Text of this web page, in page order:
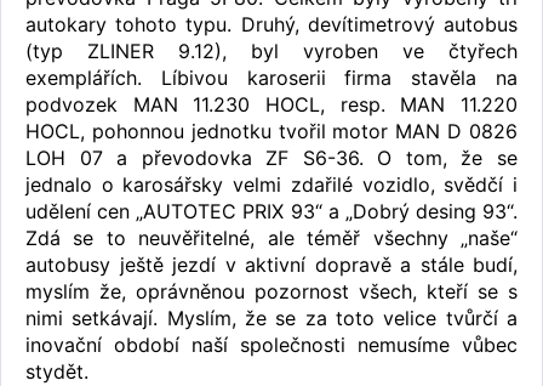
autokary tohoto typu. Druhý, devítimetrový autobus
(typ ZLINER 9.12), byl vyroben ve čtyřech
exemplářích. Líbivou karoserii firma stavěla na
podvozek MAN 11.230 HOCL, resp. MAN 11.220
HOCL, pohonnou jednotku tvořil motor MAN D 0826
LOH 07 a převodovka ZF S6-36. O tom, že se
jednalo o karosářsky velmi zdařilé vozidlo, svědčí i
udělení cen „AUTOTEC PRIX 93“ a „Dobrý desing 93“.
Zdá se to neuvěřitelné, ale téměř všechny „naše“
autobusy ještě jezdí v aktivní dopravě a stále budí,
myslím že, oprávněnou pozornost všech, kteří se s
nimi setkávají. Myslím, že se za toto velice tvůrčí a
inovační období naší společnosti nemusíme vůbec
stydět.